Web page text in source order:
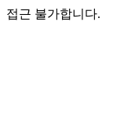
접근 불가합니다.